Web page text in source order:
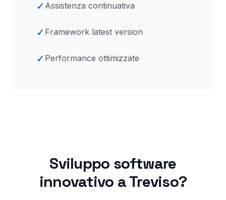
✓ Assistenza continuativa
✓ Framework latest version
✓ Performance ottimizzate
Sviluppo software
innovativo aTreviso?